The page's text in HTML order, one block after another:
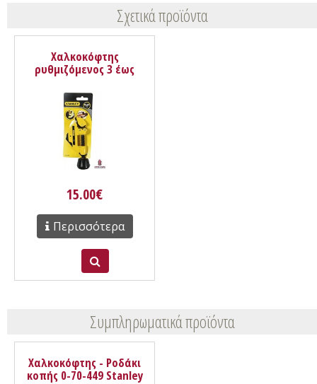
Σχετικά προϊόντα
Χαλκοκόφτης
ρυθμιζόμενος 3 έως
30mm 0-70-448 Stanley
15.00€
Περισσότερα
Συμπληρωματικά προϊόντα
Χαλκοκόφτης - Ροδάκι
κοπής 0-70-449 Stanley